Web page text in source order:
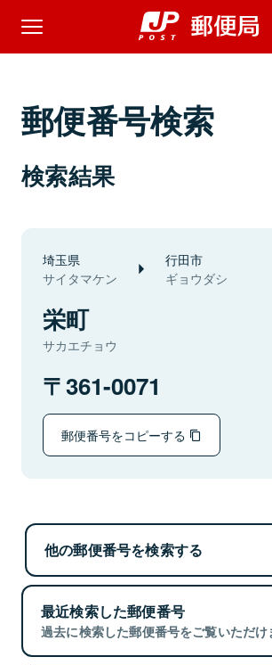
郵便番号検索
検索結果
埼玉県
サイタマケン
行田市
ギョウダシ
栄町
サカエチョウ
361-0071
郵便番号をコピーする
他の郵便番号を検索する
最近検索した郵便番号
過去に検索した郵便番号をご覧いただけ